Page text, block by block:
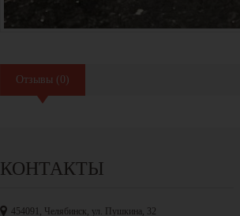
Отзывы ( 0 )
КОНТАКТЫ
454091, Челябинск, ул. Пушкина, 32